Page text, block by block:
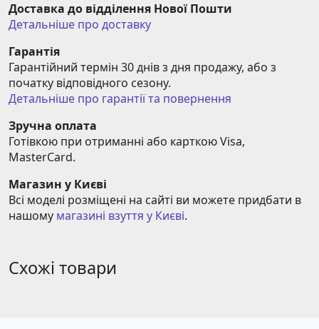
Доставка до відділення Нової Пошти
Детальніше про доставку
Гарантія
Гарантійний термін 30 днів з дня продажу, або з
початку відповідного сезону.
Детальніше про гарантії та повернення
Зручна оплата
Готівкою при отриманні або карткою Visa,
MasterCard.
Магазин у Києві
Всі моделі розміщені на сайті ви можете придбати в
нашому магазині взуття у Києві.
Схожі товари